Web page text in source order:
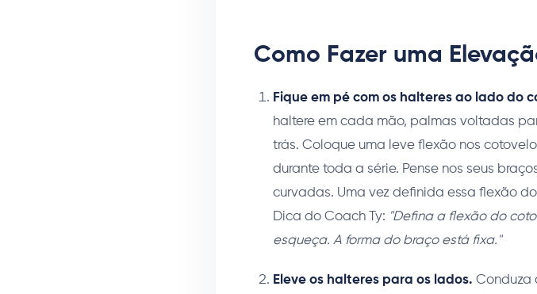
Como Fazer uma
Fique em pé com os halteres ao lado do
haltere em cada mão, palmas voltadas
trás. Coloque uma leve flexão nos
durante toda a série. Pense nos seus
curvadas. Uma vez definida essa flexão
Dica do Coach Ty: "Defina a flexão do
esqueça. A forma do braço está fixa."
Eleve os halteres para os lados. Conduza